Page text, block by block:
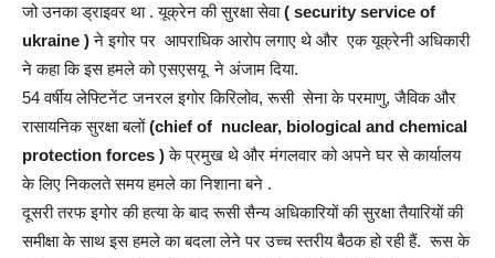
जो उनका ड्राइवर था . यूक्रेन की सुरक्षा सेवा( security service of
ukraine )ने इगोर पर आपराधिक आरोप लगाए थे और एक यूक्रेनी अधिकारी
ने कहा कि इस हमले को एसएसयू ने अंजाम दिया.
54 वर्षीय लेफ्टिनेंट जनरल इगोर किरिलोव, रूसी सेना के परमाणु, जैविक और
रासायनिक सुरक्षा बलों(chief of nuclear, biological and chemical
protection forces )के प्रमुख थे और मंगलवार को अपने घर से कार्यालय
के लिए निकलते समय हमले का निशाना बने .
दूसरी तरफ इगोर की हत्या के बाद रूसी सैन्य अधिकारियों की सुरक्षा तैयारियों की
समीक्षा के साथ इस हमले का बदला लेने पर उच्च स्तरीय बैठक हो रही हैं. रूस के